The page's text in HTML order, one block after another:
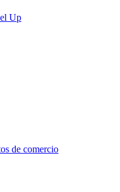
Up
de comercio